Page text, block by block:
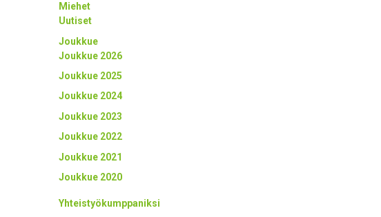
Miehet
Uutiset
Joukkue
Joukkue 2026
Joukkue 2025
Joukkue 2024
Joukkue 2023
Joukkue 2022
Joukkue 2021
Joukkue 2020
Yhteistyökumppaniksi